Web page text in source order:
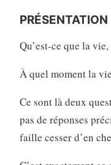
PRÉSENTATION
Qu’est-ce que la
À quel moment la
Ce sont là deux
pas de réponses
faille cesser d’en